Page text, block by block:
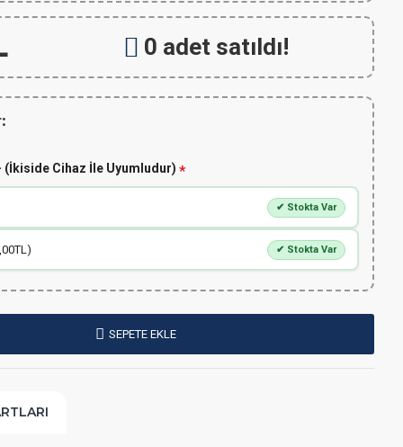
0 adet satıldı!
(İkiside Cihaz İle Uyumludur)
✔ Stokta Var
✔ Stokta Var
SEPETE EKLE